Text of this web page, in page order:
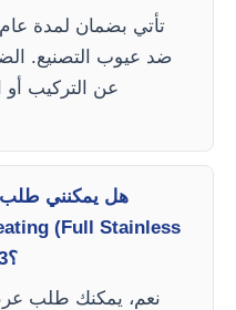
ضد عيوب التصنيع.
عن التركيب أو
هل يمكنني طلب
(Full Stainless
Steel) YR06342 - YR06343؟
نعم، يمكنك طلب